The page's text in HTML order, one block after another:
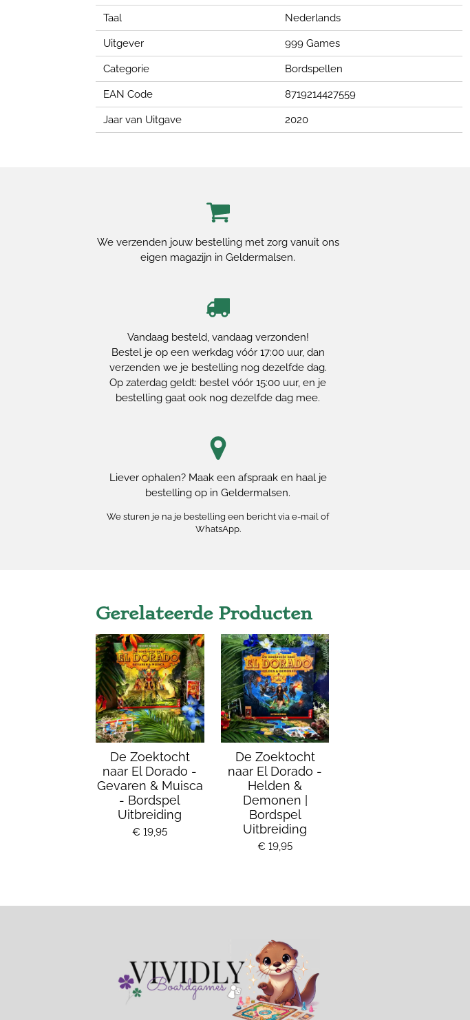
Taal Nederlands
Uitgever 999 Games
Categorie Bordspellen
EAN Code 8719214427559
Jaar van Uitgave 2020
We verzenden jouw bestelling met zorg vanuit ons
eigen magazijn in Geldermalsen.
Vandaag besteld, vandaag verzonden!
Bestel je op een werkdag vóór 17:00 uur, dan
verzenden we je bestelling nog dezelfde dag.
Op zaterdag geldt: bestel vóór 15:00 uur, en je
bestelling gaat ook nog dezelfde dag mee.
Liever ophalen? Maak een afspraak en haal je
bestelling op in Geldermalsen.
We sturen je na je bestelling een bericht via e-mail of
WhatsApp.
Gerelateerde Producten
De Zoektocht
naar El Dorado -
Gevaren & Muisca
- Bordspel
Uitbreiding
€ 19,95
De Zoektocht
naar El Dorado -
Helden &
Demonen |
Bordspel
Uitbreiding
€ 19,95